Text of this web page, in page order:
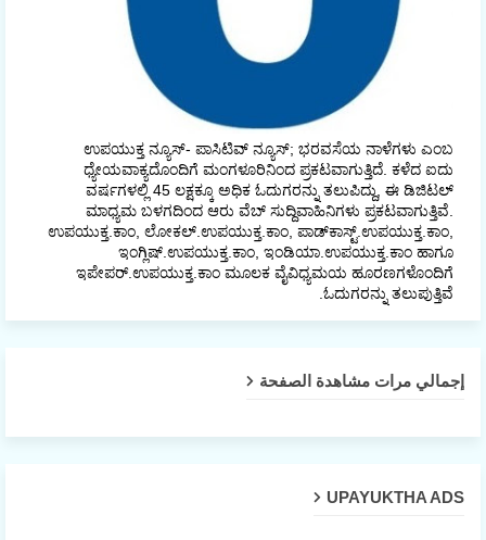
ಉಪಯುಕ್ತ ನ್ಯೂಸ್- ಪಾಸಿಟಿವ್ ನ್ಯೂಸ್; ಭರವಸೆಯ ನಾಳೆಗಳು ಎಂಬ
ಧ್ಯೇಯವಾಕ್ಯದೊಂದಿಗೆ ಮಂಗಳೂರಿನಿಂದ ಪ್ರಕಟವಾಗುತ್ತಿದೆ. ಕಳೆದ ಐದು
ವರ್ಷಗಳಲ್ಲಿ 45 ಲಕ್ಷಕ್ಕೂ ಅಧಿಕ ಓದುಗರನ್ನು ತಲುಪಿದ್ದು, ಈ ಡಿಜಿಟಲ್‌
ಮಾಧ್ಯಮ ಬಳಗದಿಂದ ಆರು ವೆಬ್ ಸುದ್ದಿವಾಹಿನಿಗಳು ಪ್ರಕಟವಾಗುತ್ತಿವೆ.
ಉಪಯುಕ್ತ.ಕಾಂ, ಲೋಕಲ್‌.ಉಪಯುಕ್ತ.ಕಾಂ, ಪಾಡ್‌ಕಾಸ್ಟ್‌.ಉಪಯುಕ್ತ.ಕಾಂ,
ಇಂಗ್ಲಿಷ್.ಉಪಯುಕ್ತ.ಕಾಂ, ಇಂಡಿಯಾ.ಉಪಯುಕ್ತ.ಕಾಂ ಹಾಗೂ
ಇಪೇಪರ್‌.ಉಪಯುಕ್ತ.ಕಾಂ ಮೂಲಕ ವೈವಿಧ್ಯಮಯ ಹೂರಣಗಳೊಂದಿಗೆ
ಓದುಗರನ್ನು ತಲುಪುತ್ತಿವೆ.
إجمالي مرات مشاهدة الصفحة
UPAYUKTHA ADS